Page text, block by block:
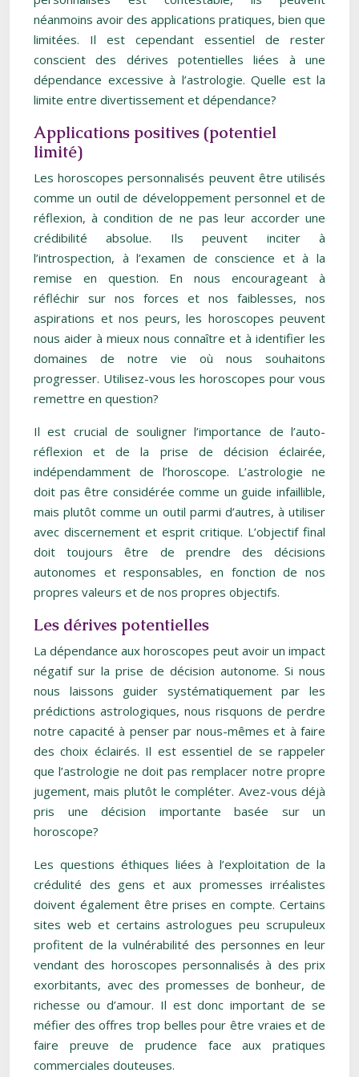
néanmoins avoir des applications pratiques, bien que
limitées. Il est cependant essentiel de rester
conscient des dérives potentielles liées à une
dépendance excessive à l’astrologie. Quelle est la
limite entre divertissement et dépendance?
Applications positives (potentiel
limité)
Les horoscopes personnalisés peuvent être utilisés
comme un outil de développement personnel et de
réflexion, à condition de ne pas leur accorder une
crédibilité absolue. Ils peuvent inciter à
l’introspection, à l’examen de conscience et à la
remise en question. En nous encourageant à
réfléchir sur nos forces et nos faiblesses, nos
aspirations et nos peurs, les horoscopes peuvent
nous aider à mieux nous connaître et à identifier les
domaines de notre vie où nous souhaitons
progresser. Utilisez-vous les horoscopes pour vous
remettre en question?
Il est crucial de souligner l’importance de l’auto-
réflexion et de la prise de décision éclairée,
indépendamment de l’horoscope. L’astrologie ne
doit pas être considérée comme un guide infaillible,
mais plutôt comme un outil parmi d’autres, à utiliser
avec discernement et esprit critique. L’objectif final
doit toujours être de prendre des décisions
autonomes et responsables, en fonction de nos
propres valeurs et de nos propres objectifs.
Les dérives potentielles
La dépendance aux horoscopes peut avoir un impact
négatif sur la prise de décision autonome. Si nous
nous laissons guider systématiquement par les
prédictions astrologiques, nous risquons de perdre
notre capacité à penser par nous-mêmes et à faire
des choix éclairés. Il est essentiel de se rappeler
que l’astrologie ne doit pas remplacer notre propre
jugement, mais plutôt le compléter. Avez-vous déjà
pris une décision importante basée sur un
horoscope?
Les questions éthiques liées à l’exploitation de la
crédulité des gens et aux promesses irréalistes
doivent également être prises en compte. Certains
sites web et certains astrologues peu scrupuleux
profitent de la vulnérabilité des personnes en leur
vendant des horoscopes personnalisés à des prix
exorbitants, avec des promesses de bonheur, de
richesse ou d’amour. Il est donc important de se
méfier des offres trop belles pour être vraies et de
faire preuve de prudence face aux pratiques
commerciales douteuses.